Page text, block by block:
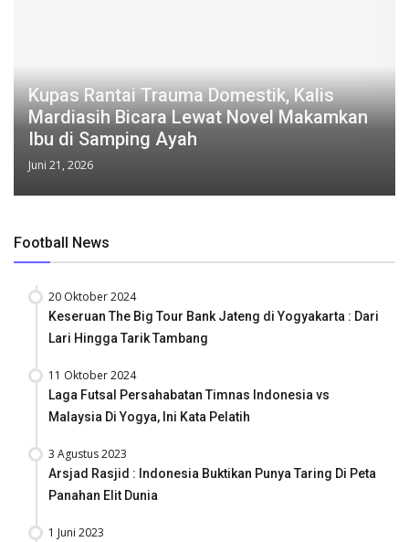
Kupas Rantai Trauma Domestik, Kalis
Mardiasih Bicara Lewat Novel Makamkan
Ibu di Samping Ayah
Juni 21, 2026
Football News
20 Oktober 2024
Keseruan The Big Tour Bank Jateng di Yogyakarta : Dari
Lari Hingga Tarik Tambang
11 Oktober 2024
Laga Futsal Persahabatan Timnas Indonesia vs
Malaysia Di Yogya, Ini Kata Pelatih
3 Agustus 2023
Arsjad Rasjid : Indonesia Buktikan Punya Taring Di Peta
Panahan Elit Dunia
1 Juni 2023